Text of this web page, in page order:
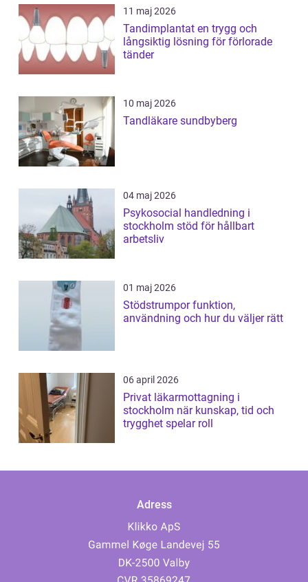
11 maj 2026
Tandimplantat en trygg och
långsiktig lösning för förlorade
tänder
10 maj 2026
Tandläkare sundbyberg
04 maj 2026
Psykosocial handledning i
stockholm stöd för hållbart
arbetsliv
01 maj 2026
Stödstrumpor funktion,
användning och hur du väljer rätt
06 april 2026
Privat läkarmottagning i
stockholm när kunskap, tid och
trygghet spelar roll
Adress